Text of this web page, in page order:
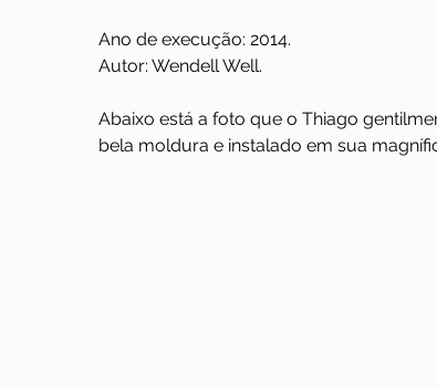
Ano de execução: 2014.
Autor: Wendell Well.
Abaixo está a foto que o Thiago
bela moldura e instalado em sua